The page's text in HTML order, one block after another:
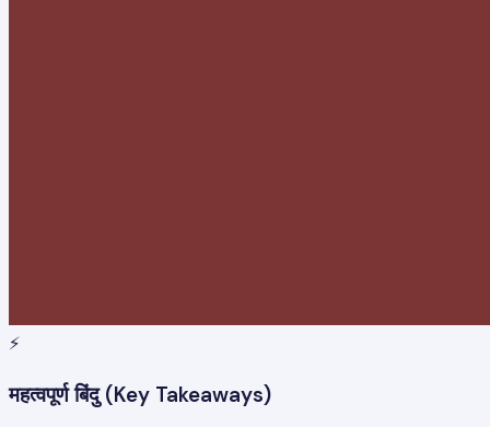
⚡
महत्वपूर्ण बिंदु (Key Takeaways)